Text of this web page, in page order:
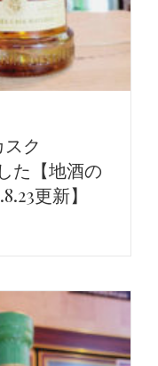
ク
た【地酒の
更新】